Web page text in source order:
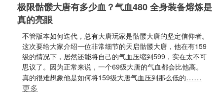
极限骷髅大唐有多少血？气血480 全身装备熔炼是
真的亮眼
不管版本如何迭代，总有大唐玩家是骷髅大唐的坚定信仰者。
这次要给大家介绍一位非常细节的天启骷髅大唐，他在有159
级的情况下，居然还能将自己的气血压缩到599，实在太不可
思议了。因为正常来说，一个69级大唐的气血都会比他高。
真的很难想象他是如何将159级大唐气血压到那么低的……
更多